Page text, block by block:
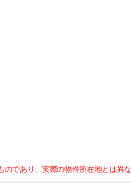
であり、実際の物件所在地とは異な